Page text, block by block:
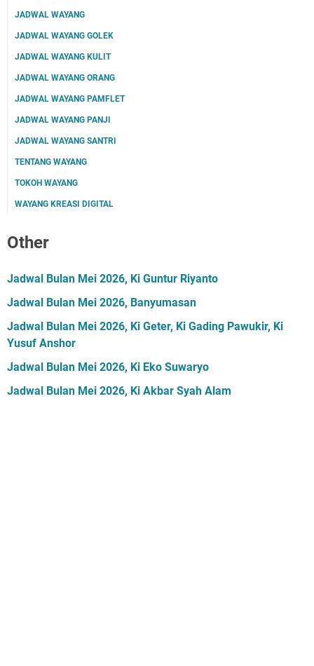
JADWAL WAYANG
JADWAL WAYANG GOLEK
JADWAL WAYANG KULIT
JADWAL WAYANG ORANG
JADWAL WAYANG PAMFLET
JADWAL WAYANG PANJI
JADWAL WAYANG SANTRI
TENTANG WAYANG
TOKOH WAYANG
WAYANG KREASI DIGITAL
Other
Jadwal Bulan Mei 2026, Ki Guntur Riyanto
Jadwal Bulan Mei 2026, Banyumasan
Jadwal Bulan Mei 2026, Ki Geter, Ki Gading Pawukir, Ki
Yusuf Anshor
Jadwal Bulan Mei 2026, Ki Eko Suwaryo
Jadwal Bulan Mei 2026, Ki Akbar Syah Alam